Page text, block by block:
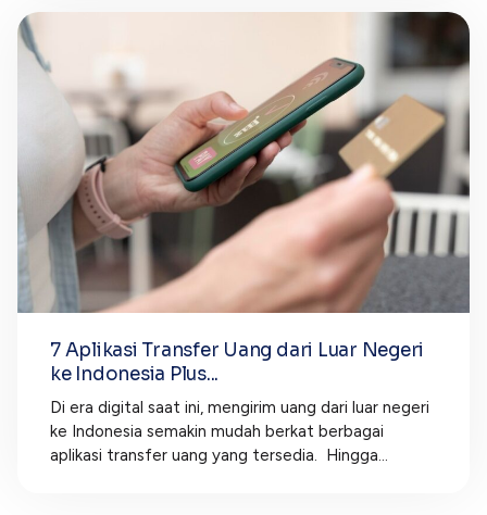
7 Aplikasi Transfer Uang dari Luar Negeri
ke Indonesia Plus...
Di era digital saat ini, mengirim uang dari luar negeri
ke Indonesia semakin mudah berkat berbagai
aplikasi transfer uang yang tersedia. Hingga...